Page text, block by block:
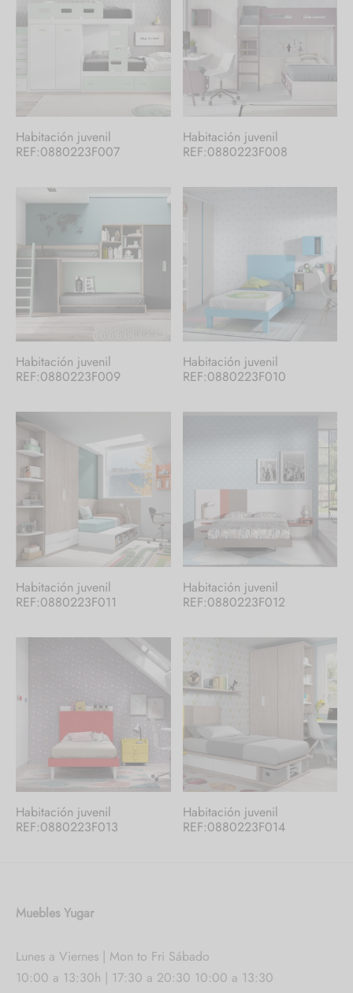
Habitación juvenil
REF:0880223F007
Habitación juvenil
REF:0880223F008
Habitación juvenil
REF:0880223F009
Habitación juvenil
REF:0880223F010
Habitación juvenil
REF:0880223F011
Habitación juvenil
REF:0880223F012
Habitación juvenil
REF:0880223F013
Habitación juvenil
REF:0880223F014
Muebles Yugar
Lunes a Viernes | Mon to Fri Sábado
10:00 a 13:30h | 17:30 a 20:30 10:00 a 13:30